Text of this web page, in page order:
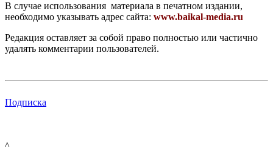
В случае использования материала в печатном издании,
необходимо указывать адрес сайта: www.baikal-media.ru
Редакция оставляет за собой право полностью или частично
удалять комментарии пользователей.
Подписка
^